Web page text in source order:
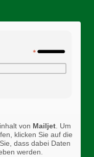
von Mailjet. Um
klicken Sie auf die
dass dabei Daten
werden.